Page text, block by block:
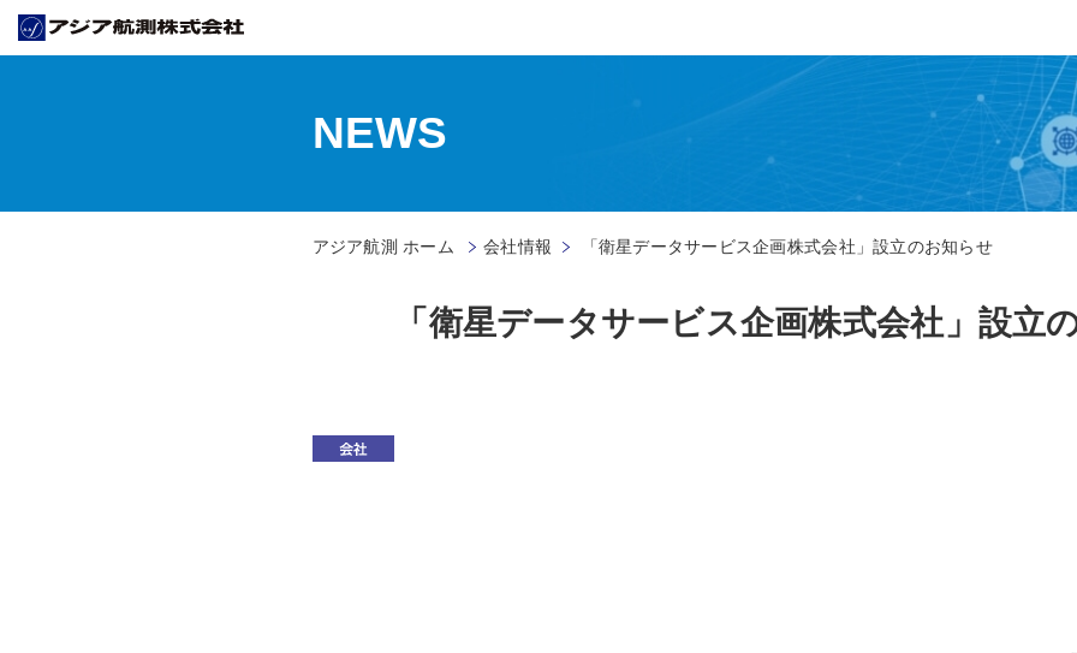
NEWS
アジア航測 ホーム 会社情報 「衛星データサービス企画株式会社」設立のお知らせ
「衛星データサービス企画株式会社」設立